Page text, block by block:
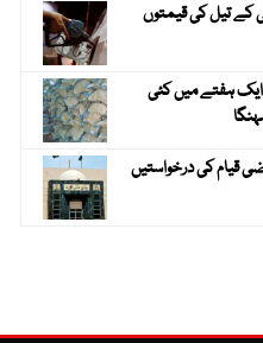
کے تیل کی قیمتوں
ہفتے میں کئی
قیام کی درخواستیں